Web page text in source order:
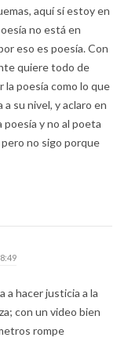
aquí sí estoy en
no está en
eso es poesía. Con
quiere todo de
la poesía como lo que
su nivel, y aclaro en
y no al poeta
no sigo porque
a hacer justicia a la
con un video bien
rompe